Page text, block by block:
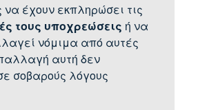
να έχουν εκπληρώσει τις
τους υποχρεώσεις ή να
νόμιμα από αυτές
αυτή δεν
σοβαρούς λόγους